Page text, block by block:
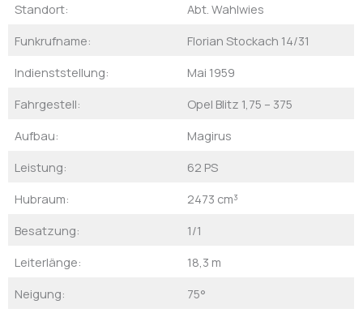
Standort:
Abt. Wahlwies
Funkrufname:
Florian Stockach 14/31
Indienststellung:
Mai 1959
Fahrgestell:
Opel Blitz 1,75 – 375
Aufbau:
Magirus
Leistung:
62 PS
Hubraum:
2473 cm³
Besatzung:
1/1
Leiterlänge:
18,3 m
Neigung:
75°